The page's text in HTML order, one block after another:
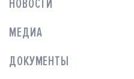
НОВОСТИ
МЕДИА
ДОКУМЕНТЫ